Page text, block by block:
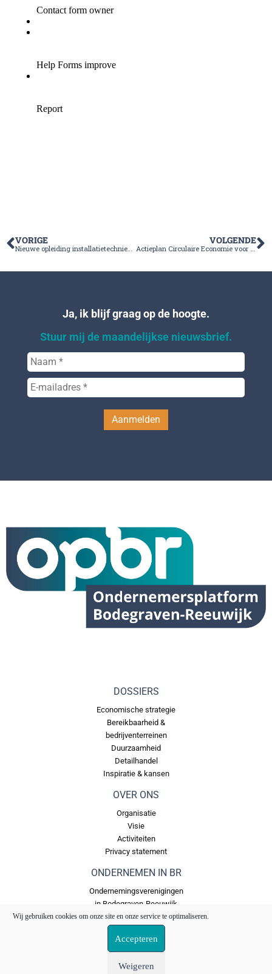
Wij gebruiken cookies om onze site en onze service te optimaliseren.
Accepteren
Weigeren
VORIGE VOLGENDE
Ja, ik blijf graag op de hoogte.
Stuur mij de maandelijkse nieuwsbrief.
DOSSIERS
Economische strategie
Bereikbaarheid &
bedrijventerreinen
Duurzaamheid
Detailhandel
Inspiratie & kansen
OVER ONS
Organisatie
Visie
Activiteiten
Privacy statement
ONDERNEMEN IN BR
Ondernemingsverenigingen
in Bodegraven-Reeuwijk
Bedrijventerreinen in
Bodegraven Reeuwijk
Ons Fonds